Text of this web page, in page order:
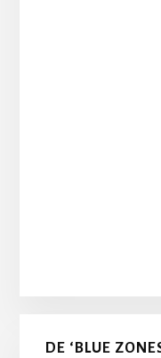
DE ‘BLUE